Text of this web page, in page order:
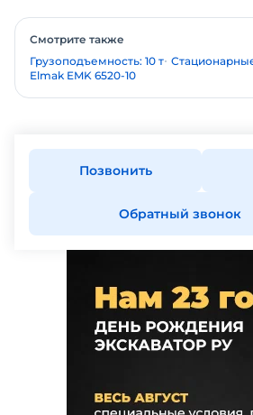
Смотрите также
Грузоподъемность: 10 т
Elmak EMK 6520-10
Позвонить
Обратный звонок